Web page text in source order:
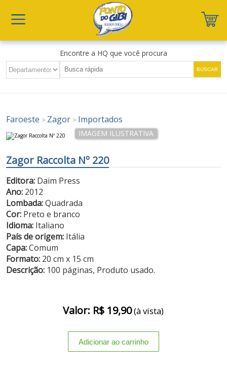
Encontre a HQ que você procura
Faroeste > Zagor > Importados
Zagor Raccolta Nº 220
Editora: Daim Press
Ano: 2012
Lombada:Quadrada
Cor: Preto e branco
Idioma: Italiano
País de origem: Itália
Capa:Comum
Formato: 20 cm x 15 cm
Descrição: 100 páginas, Produto usado.
Valor: R$ 19,90(à vista)